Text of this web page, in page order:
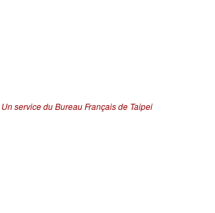
Un service du Bureau Français de Taipei